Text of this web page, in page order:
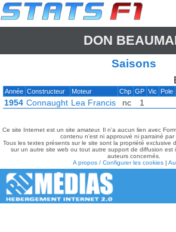
DON
Saisons
Année Constructeur Moteur Chp GP Vic Pole
1954 Connaught Lea Francis nc 1
Ce site Internet est un site amateur. Il n'a aucun lien avec
contenu n'est ni approuvé ni parrainé par
Tous les textes présents sur le site sont la propriété exclusive
sur un autre site web ou tout autre support de diffusion est
auteurs concernés.
A propos / Configurer les cookies |